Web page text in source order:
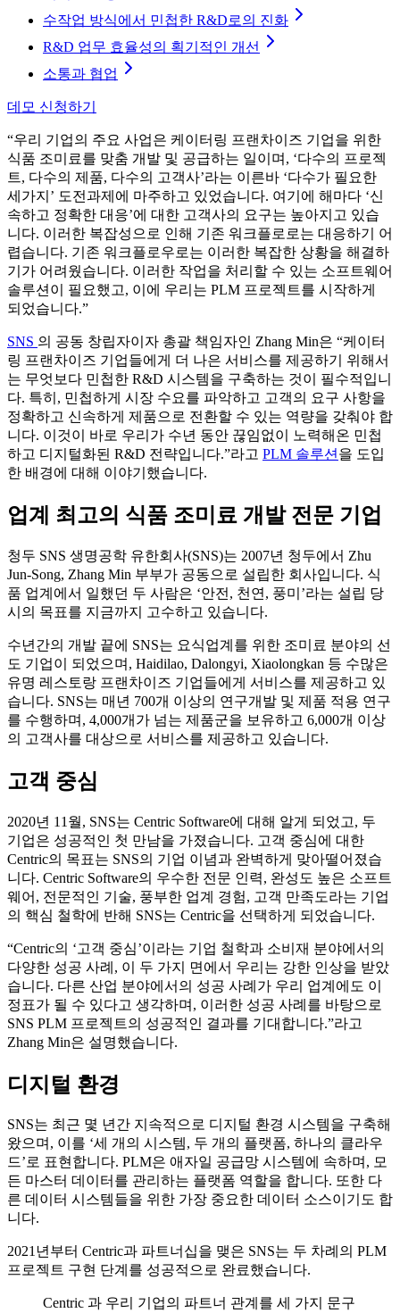
수작업 방식에서 민첩한 R&D로의 진화
R&D 업무 효율성의 획기적인 개선
소통과 협업
데모 신청하기
“우리 기업의 주요 사업은 케이터링 프랜차이즈 기업을 위한
식품 조미료를 맞춤 개발 및 공급하는 일이며, ‘다수의 프로젝
트, 다수의 제품, 다수의 고객사’라는 이른바 ‘다수가 필요한
세가지’ 도전과제에 마주하고 있었습니다. 여기에 해마다 ‘신
속하고 정확한 대응’에 대한 고객사의 요구는 높아지고 있습
니다. 이러한 복잡성으로 인해 기존 워크플로로는 대응하기 어
렵습니다. 기존 워크플로우로는 이러한 복잡한 상황을 해결하
기가 어려웠습니다. 이러한 작업을 처리할 수 있는 소프트웨어
솔루션이 필요했고, 이에 우리는 PLM 프로젝트를 시작하게
되었습니다.”
SNS 의 공동 창립자이자 총괄 책임자인 Zhang Min은 “케이터
링 프랜차이즈 기업들에게 더 나은 서비스를 제공하기 위해서
는 무엇보다 민첩한 R&D 시스템을 구축하는 것이 필수적입니
다. 특히, 민첩하게 시장 수요를 파악하고 고객의 요구 사항을
정확하고 신속하게 제품으로 전환할 수 있는 역량을 갖춰야 합
니다. 이것이 바로 우리가 수년 동안 끊임없이 노력해온 민첩
하고 디지털화된 R&D 전략입니다.”라고 PLM 솔루션 을 도입
한 배경에 대해 이야기했습니다.
업계 최고의 식품 조미료 개발 전문 기업
청두 SNS 생명공학 유한회사(SNS)는 2007년 청두에서 Zhu
Jun-Song, Zhang Min 부부가 공동으로 설립한 회사입니다. 식
품 업계에서 일했던 두 사람은 ‘안전, 천연, 풍미’라는 설립 당
시의 목표를 지금까지 고수하고 있습니다.
수년간의 개발 끝에 SNS는 요식업계를 위한 조미료 분야의 선
도 기업이 되었으며, Haidilao, Dalongyi, Xiaolongkan 등 수많은
유명 레스토랑 프랜차이즈 기업들에게 서비스를 제공하고 있
습니다. SNS는 매년 700개 이상의 연구개발 및 제품 적용 연구
를 수행하며, 4,000개가 넘는 제품군을 보유하고 6,000개 이상
의 고객사를 대상으로 서비스를 제공하고 있습니다.
고객 중심
2020년 11월, SNS는 Centric Software에 대해 알게 되었고, 두
기업은 성공적인 첫 만남을 가졌습니다. 고객 중심에 대한
Centric의 목표는 SNS의 기업 이념과 완벽하게 맞아떨어졌습
니다. Centric Software의 우수한 전문 인력, 완성도 높은 소프트
웨어, 전문적인 기술, 풍부한 업계 경험, 고객 만족도라는 기업
의 핵심 철학에 반해 SNS는 Centric을 선택하게 되었습니다.
“Centric의 ‘고객 중심’이라는 기업 철학과 소비재 분야에서의
다양한 성공 사례, 이 두 가지 면에서 우리는 강한 인상을 받았
습니다. 다른 산업 분야에서의 성공 사례가 우리 업계에도 이
정표가 될 수 있다고 생각하며, 이러한 성공 사례를 바탕으로
SNS PLM 프로젝트의 성공적인 결과를 기대합니다.”라고
Zhang Min은 설명했습니다.
디지털 환경
SNS는 최근 몇 년간 지속적으로 디지털 환경 시스템을 구축해
왔으며, 이를 ‘세 개의 시스템, 두 개의 플랫폼, 하나의 클라우
드’로 표현합니다. PLM은 애자일 공급망 시스템에 속하며, 모
든 마스터 데이터를 관리하는 플랫폼 역할을 합니다. 또한 다
른 데이터 시스템들을 위한 가장 중요한 데이터 소스이기도 합
니다.
2021년부터 Centric과 파트너십을 맺은 SNS는 두 차례의 PLM
프로젝트 구현 단계를 성공적으로 완료했습니다.
Centric 과 우리 기업의 파트너 관계를 세 가지 문구